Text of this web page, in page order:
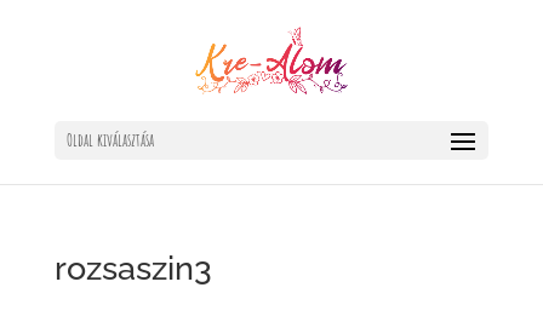
Oldal kiválasztása
rozsaszin3